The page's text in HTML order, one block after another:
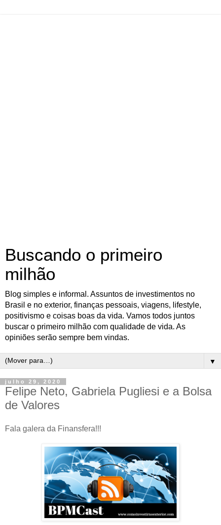
Buscando o primeiro
milhão
Blog simples e informal. Assuntos de investimentos no
Brasil e no exterior, finanças pessoais, viagens, lifestyle,
positivismo e coisas boas da vida. Vamos todos juntos
buscar o primeiro milhão com qualidade de vida. As
opiniões serão sempre bem vindas.
▼
julho 29, 2020
Felipe Neto, Gabriela Pugliesi e a Bolsa
de Valores
Fala galera da Finansfera!!!